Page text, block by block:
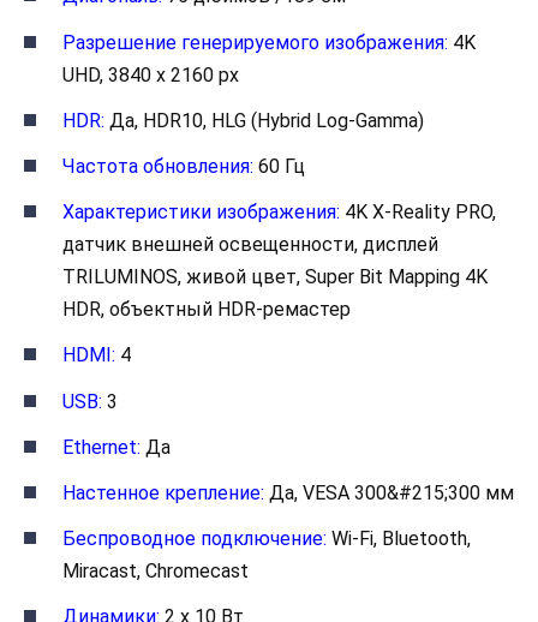
Разрешение генерируемого изображения: 4K
UHD, 3840 x 2160 px
HDR: Да, HDR10, HLG (Hybrid Log-Gamma)
Частота обновления: 60 Гц
Характеристики изображения: 4K X-Reality PRO,
датчик внешней освещенности, дисплей
TRILUMINOS, живой цвет, Super Bit Mapping 4K
HDR, объектный HDR-ремастер
HDMI: 4
USB: 3
Ethernet: Да
Настенное крепление: Да, VESA 300&#215;300 мм
Беспроводное подключение: Wi-Fi, Bluetooth,
Miracast, Chromecast
Динамики: 2 x 10 Вт